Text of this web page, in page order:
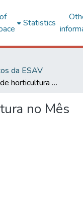
Statistics
da ESAV
Aula prática de horticultura no Mês Feminino
no Mês